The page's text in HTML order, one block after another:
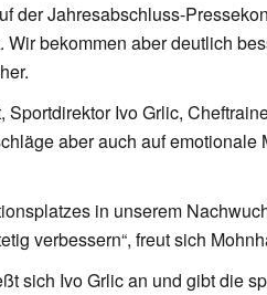
der Jahresabschluss-
bekommen aber deutlich
Ivo Grlic,
aber auch auf
in unserem
verbessern“, freut sich
sich Ivo Grlic an und gibt die